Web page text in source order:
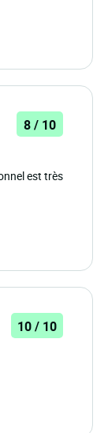
8 / 10
est très
10 / 10